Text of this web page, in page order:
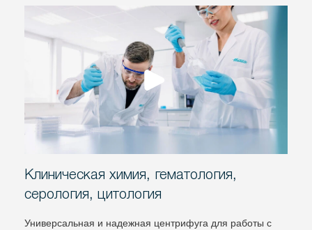
Клиническая химия, гематология,
серология, цитология
Универсальная и надежная центрифуга для работы с